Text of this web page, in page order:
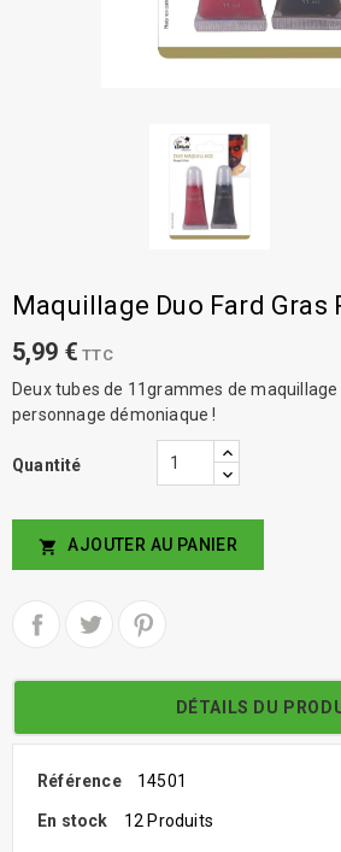
Maquillage Duo Fard Gras
5,99 € TTC
Deux tubes de 11grammes de
personnage démoniaque !
Quantité
 AJOUTER AU PANIER
DÉTAILS DU
Référence 14501
En stock 12 Produits